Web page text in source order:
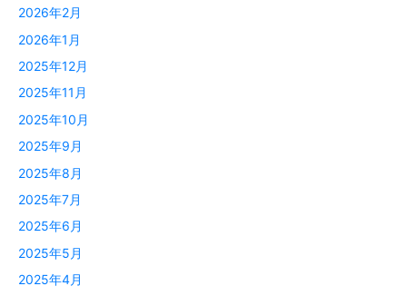
2026年2月
2026年1月
2025年12月
2025年11月
2025年10月
2025年9月
2025年8月
2025年7月
2025年6月
2025年5月
2025年4月